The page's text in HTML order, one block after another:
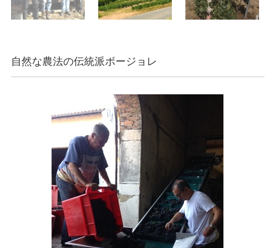
自然な農法の伝統派ボージョレ